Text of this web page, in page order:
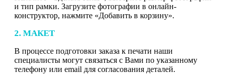
и тип рамки. Загрузите фотографии в онлайн-
конструктор, нажмите «Добавить в корзину».
2. МАКЕТ
В процессе подготовки заказа к печати наши
специалисты могут связаться с Вами по указанному
телефону или email для согласования деталей.